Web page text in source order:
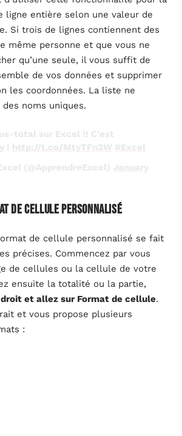
ligne entière selon une valeur de
Si trois de lignes contiennent des
même personne et que vous ne
qu’une seule, il vous suffit de
de vos données et supprimer
les coordonnées. La liste ne
noms uniques.
de cellule personnalisé
de cellule personnalisé se fait
précises. Commencez par vous
de cellules ou la cellule de votre
ensuite la totalité ou la partie,
et allez sur Format de cellule.
et vous propose plusieurs
: